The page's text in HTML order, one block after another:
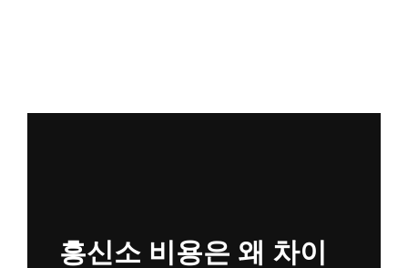
흥신소 비용은 왜 차이